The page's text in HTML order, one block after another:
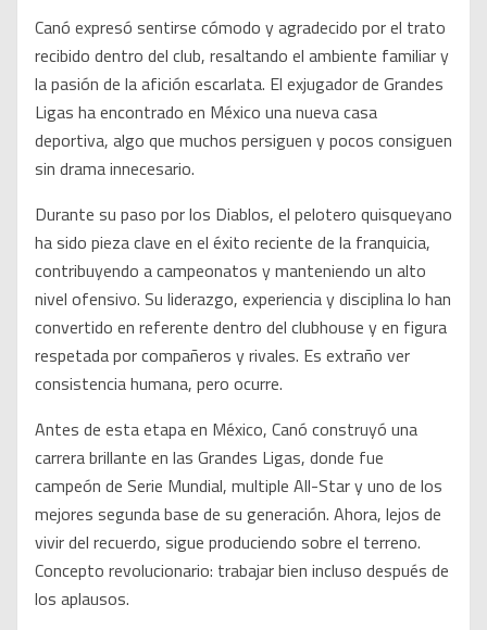
Canó expresó sentirse cómodo y agradecido por el trato
recibido dentro del club, resaltando el ambiente familiar y
la pasión de la afición escarlata. El exjugador de Grandes
Ligas ha encontrado en México una nueva casa
deportiva, algo que muchos persiguen y pocos consiguen
sin drama innecesario.
Durante su paso por los Diablos, el pelotero quisqueyano
ha sido pieza clave en el éxito reciente de la franquicia,
contribuyendo a campeonatos y manteniendo un alto
nivel ofensivo. Su liderazgo, experiencia y disciplina lo han
convertido en referente dentro del clubhouse y en figura
respetada por compañeros y rivales. Es extraño ver
consistencia humana, pero ocurre.
Antes de esta etapa en México, Canó construyó una
carrera brillante en las Grandes Ligas, donde fue
campeón de Serie Mundial, multiple All-Star y uno de los
mejores segunda base de su generación. Ahora, lejos de
vivir del recuerdo, sigue produciendo sobre el terreno.
Concepto revolucionario: trabajar bien incluso después de
los aplausos.